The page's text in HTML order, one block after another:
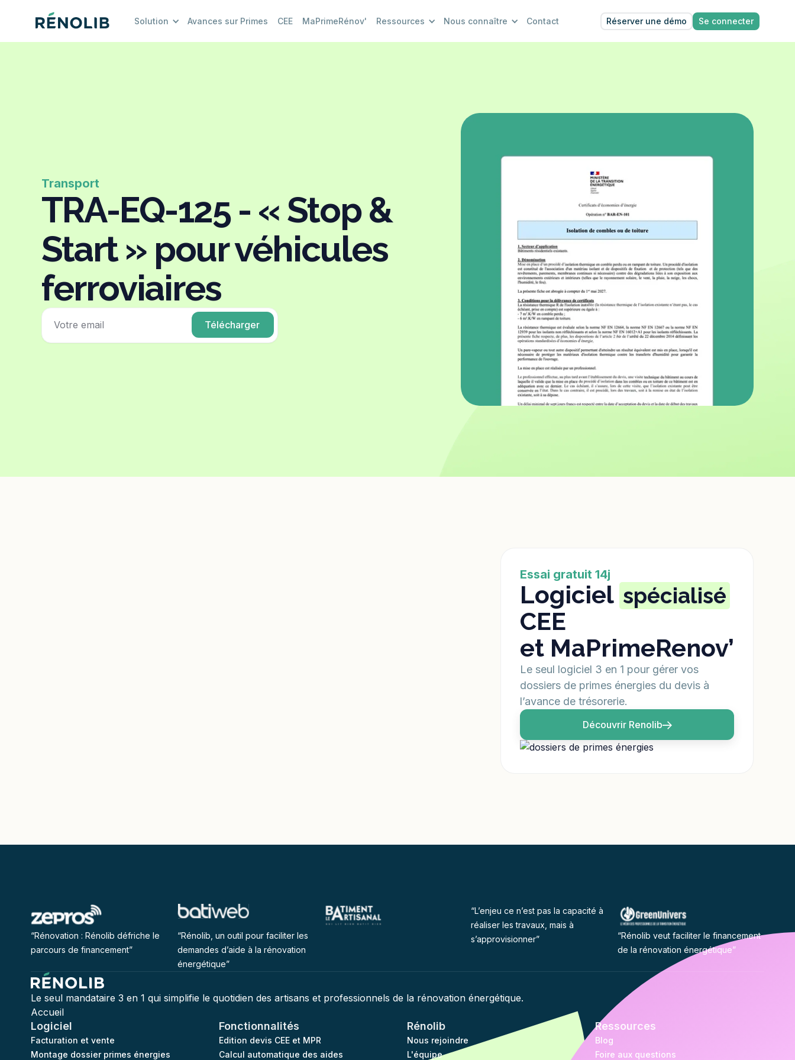
Solution Avances sur Primes CEE MaPrimeRénov' Ressources Nous connaître Contact Réserver une démo Se connecter
Transport
TRA-EQ-125 - « Stop &
Start » pour véhicules
ferroviaires
Essai gratuit 14j
Logiciel spécialisé
CEE
et MaPrimeRenov’
Le seul logiciel 3 en 1 pour gérer vos
dossiers de primes énergies du devis à
l’avance de trésorerie.
Découvrir Renolib
“Rénovation : Rénolib défriche le
parcours de financement”
“Rénolib, un outil pour faciliter les
demandes d’aide à la rénovation
énergétique”
“L’enjeu ce n’est pas la capacité à
réaliser les travaux, mais à
s’approvisionner”
“Rénolib veut faciliter le financement
de la rénovation énergétique”
Le seul mandataire 3 en 1 qui simplifie le quotidien des artisans et professionnels de la rénovation énergétique.
Accueil
Logiciel
Facturation et vente
Montage dossier primes énergies
Fonctionnalités
Edition devis CEE et MPR
Calcul automatique des aides
Rénolib
Nous rejoindre
L'équipe
Ressources
Blog
Foire aux questions